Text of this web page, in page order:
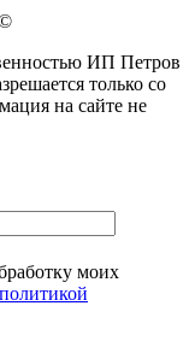
ИП Петров
только со
на сайте не
моих
политикой